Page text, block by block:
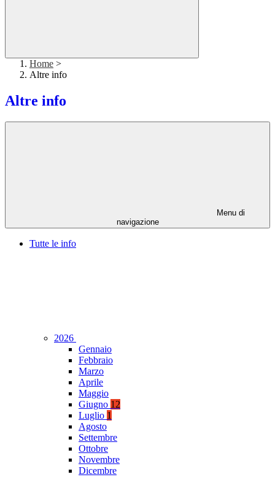
Home >
Altre info
Altre info
Menu di
navigazione
Tutte le info
2026
Gennaio
Febbraio
Marzo
Aprile
Maggio
Giugno 12
Luglio 1
Agosto
Settembre
Ottobre
Novembre
Dicembre